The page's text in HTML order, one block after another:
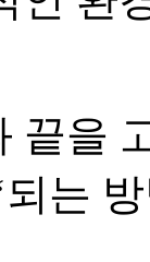
끝을
는